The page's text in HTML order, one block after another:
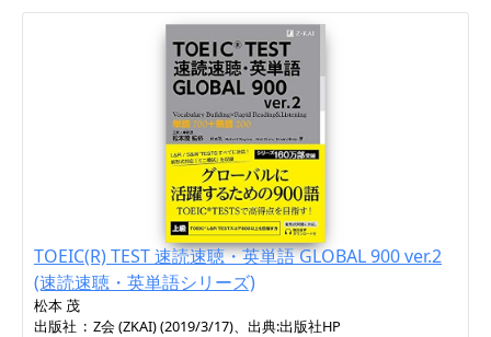
TOEIC(R) TEST 速読速聴・英単語 GLOBAL 900 ver.2
(速読速聴・英単語シリーズ)
松本 茂
出版社 ‏ : ‎ Z会 (ZKAI) (2019/3/17)、出典:出版社HP